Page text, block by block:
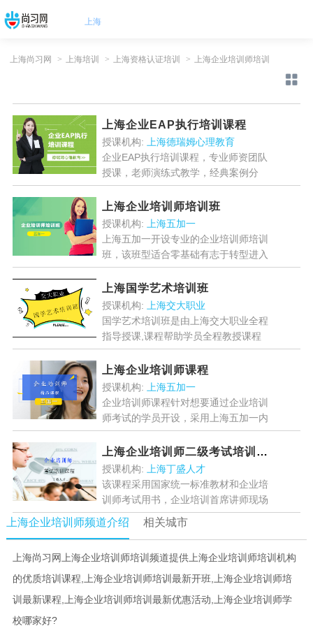
上海
上海尚习网 > 上海培训 > 上海资格认证培训 > 上海企业培训师培训
上海企业EAP执行培训课程
授课机构: 上海德瑞姆心理教育
企业EAP执行培训课程，专业师资团队
授课，老师演练式教学，经典案例分
析，学员团队PK，情景模拟训练等
等，赶快来体验吧。...[详情]
上海企业培训师培训班
授课机构: 上海五加一
上海五加一开设专业的企业培训师培训
班，该班型适合零基础有志于转型进入
培训领域的从业者学习，赶快来体验
吧。...[详情]
上海国学艺术培训班
授课机构: 上海交大职业
国学艺术培训班是由上海交大职业全程
指导授课,课程帮助学员全程教授课程
内容知识,让学员在优雅的环境下发现
国学的博大精深....[详情]
上海企业培训师课程
授课机构: 上海五加一
企业培训师课程针对想要通过企业培训
师考试的学员开设，采用上海五加一内
部标准教材，权威师资进行辅导，针对
考试设置多种模块教学，提升学员能
力，顺利通过企业培训师考试...
上海企业培训师二级考试培训课程
授课机构: 上海丁盛人才
该课程采用国家统一标准教材和企业培
训师考试用书，企业培训首席讲师现场
授课，针对考试设置多模块教学，帮助
学员通过企业培训师二级考试，成为富
上海企业培训师频道介绍 相关城市
上海尚习网上海企业培训师培训频道提供上海企业培训师培训机构
的优质培训课程,上海企业培训师培训最新开班,上海企业培训师培
训最新课程,上海企业培训师培训最新优惠活动,上海企业培训师学
校哪家好?